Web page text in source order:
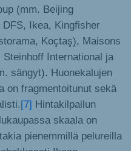
(mm. Beijing
Ikea, Kingfisher
Koçtaş), Maisons
International ja
sängyt). Huonekalujen
on fragmentoitunut sekä
[7] Hintakilpailun
skaala on
pienemmillä pelureilla